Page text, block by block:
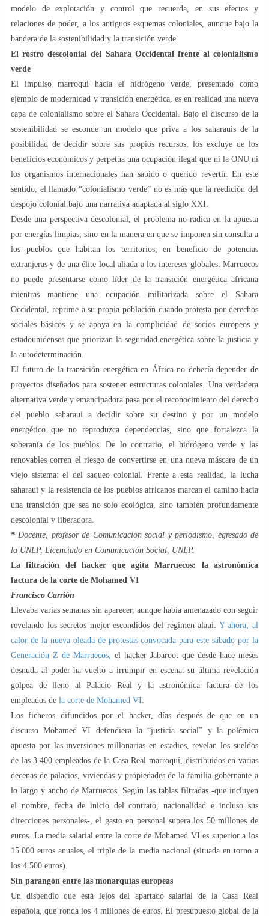
modelo de explotación y control que recuerda, en sus efectos y
relaciones de poder, a los antiguos esquemas coloniales, aunque bajo la
bandera de la sostenibilidad y la transición verde.
El rostro descolonial del Sahara Occidental frente al colonialismo
verde
El impulso marroquí hacia el hidrógeno verde, presentado como
ejemplo de modernidad y transición energética, es en realidad una nueva
capa de colonialismo sobre el Sahara Occidental. Bajo el discurso de la
sostenibilidad se esconde un modelo que priva a los saharauis de la
posibilidad de decidir sobre sus propios recursos, los excluye de los
beneficios económicos y perpetúa una ocupación ilegal que ni la ONU ni
los organismos internacionales han sabido o querido revertir. En este
sentido, el llamado “colonialismo verde” no es más que la reedición del
despojo colonial bajo una narrativa adaptada al siglo XXI.
Desde una perspectiva descolonial, el problema no radica en la apuesta
por energías limpias, sino en la manera en que se imponen sin consulta a
los pueblos que habitan los territorios, en beneficio de potencias
extranjeras y de una élite local aliada a los intereses globales. Marruecos
no puede presentarse como líder de la transición energética africana
mientras mantiene una ocupación militarizada sobre el Sahara
Occidental, reprime a su propia población cuando protesta por derechos
sociales básicos y se apoya en la complicidad de socios europeos y
estadounidenses que priorizan la seguridad energética sobre la justicia y
la autodeterminación.
El futuro de la transición energética en África no debería depender de
proyectos diseñados para sostener estructuras coloniales. Una verdadera
alternativa verde y emancipadora pasa por el reconocimiento del derecho
del pueblo saharaui a decidir sobre su destino y por un modelo
energético que no reproduzca dependencias, sino que fortalezca la
soberanía de los pueblos. De lo contrario, el hidrógeno verde y las
renovables corren el riesgo de convertirse en una nueva máscara de un
viejo sistema: el del saqueo colonial. Frente a esta realidad, la lucha
saharaui y la resistencia de los pueblos africanos marcan el camino hacia
una transición que sea no solo ecológica, sino también profundamente
descolonial y liberadora.
* Docente, profesor de Comunicación social y periodismo, egresado de
la UNLP, Licenciado en Comunicación Social, UNLP.
La filtración del hacker que agita Marruecos: la astronómica
factura de la corte de Mohamed VI
Francisco Carrión
Llevaba varias semanas sin aparecer, aunque había amenazado con seguir
revelando los secretos mejor escondidos del régimen alauí. Y ahora, al
calor de la nueva oleada de protestas convocada para este sábado por la
Generación Z de Marruecos,
el hacker Jabaroot que desde hace meses
desnuda al poder ha vuelto a irrumpir en escena: su última revelación
golpea de lleno al Palacio Real y la astronómica factura de los
empleados de la corte de Mohamed VI
Los ficheros difundidos por el hacker, días después de que en un
discurso Mohamed VI defendiera la “justicia social” y la polémica
apuesta por las inversiones millonarias en estadios, revelan los sueldos
de las 3.400 empleados de la Casa Real marroquí, distribuidos en varias
decenas de palacios, viviendas y propiedades de la familia gobernante a
lo largo y ancho de Marruecos. Según las tablas filtradas -que incluyen
el nombre, fecha de inicio del contrato, nacionalidad e incluso sus
direcciones personales-, el gasto en personal supera los 50 millones de
euros. La media salarial entre la corte de Mohamed VI es superior a los
15.000 euros anuales, el triple de la media nacional (situada en torno a
los 4.500 euros).
Sin parangón entre las monarquías europeas
Un dispendio que está lejos del apartado salarial de la Casa Real
española, que ronda los 4 millones de euros. El presupuesto global de la